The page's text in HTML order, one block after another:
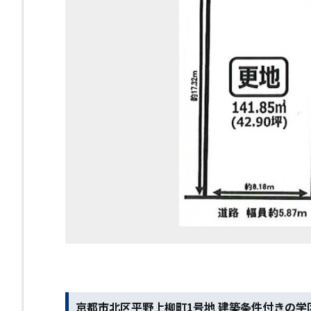
京都市北区平野上柳町1号地 建築条件付きの学